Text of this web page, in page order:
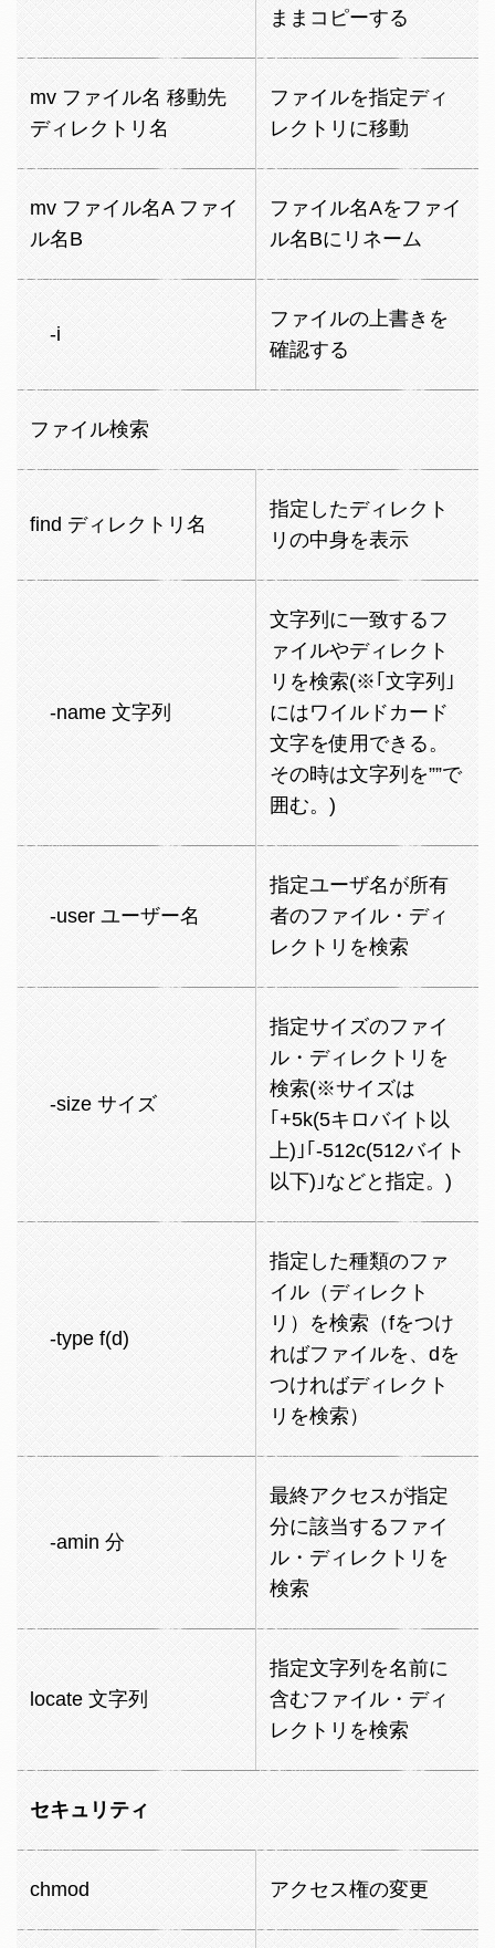
ままコピーする
mv ファイル名 移動先
ディレクトリ名
ファイルを指定ディ
レクトリに移動
mv ファイル名A ファイ
ル名B
ファイル名Aをファイ
ル名Bにリネーム
-i
ファイルの上書きを
確認する
ファイル検索
find ディレクトリ名
指定したディレクト
リの中身を表示
-name 文字列
文字列に一致するフ
ァイルやディレクト
リを検索(※｢文字列｣
にはワイルドカード
文字を使用できる。
その時は文字列を””で
囲む。)
-user ユーザー名
指定ユーザ名が所有
者のファイル・ディ
レクトリを検索
-size サイズ
指定サイズのファイ
ル・ディレクトリを
検索(※サイズは
｢+5k(5キロバイト以
上)｣｢-512c(512バイト
以下)｣などと指定。)
-type f(d)
指定した種類のファ
イル（ディレクト
リ）を検索（fをつけ
ればファイルを、dを
つければディレクト
リを検索）
-amin 分
最終アクセスが指定
分に該当するファイ
ル・ディレクトリを
検索
locate 文字列
指定文字列を名前に
含むファイル・ディ
レクトリを検索
セキュリティ
chmod アクセス権の変更